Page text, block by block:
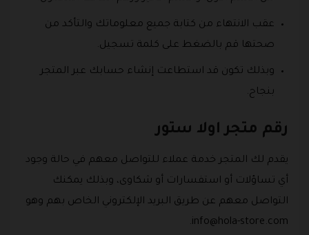
عقب الانتهاء من كتابة جميع معلوماتك والتأكد من
صحتها قم بالضغط على كلمة تسجيل.
وبذلك تكون قد استطاعت إنشاء حسابك عبر المتجر
بنجاح.
رقم متجر اولا ستور
يقدم لك المتجر خدمة عملاء للتواصل معهم في حالة وجود
أي تساؤلات أو استفسارات أو شكاوى، وبذلك يمكنك
التواصل معهم عن طريق البريد الإلكتروني الخاص بهم وهو
info@hola-store.com
.